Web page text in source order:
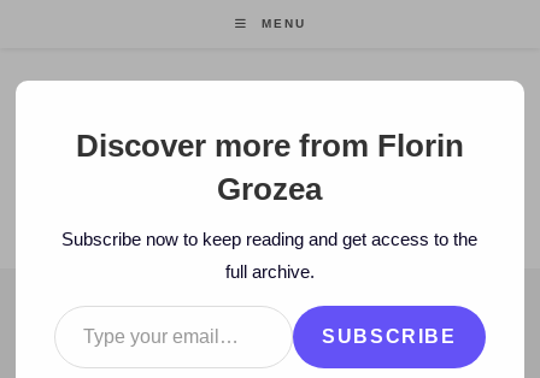
MENU
Florin Grozea
ENTREPRENEUR. FOUNDER/CEO MOCAPP.
BLOG
2010 > March > 25 > Hi-Q Foto: Mihai, Nicoleta, Delia, Florin
Discover more from Florin
Grozea
Subscribe now to keep reading and get access to the
full archive.
Type your email…
SUBSCRIBE